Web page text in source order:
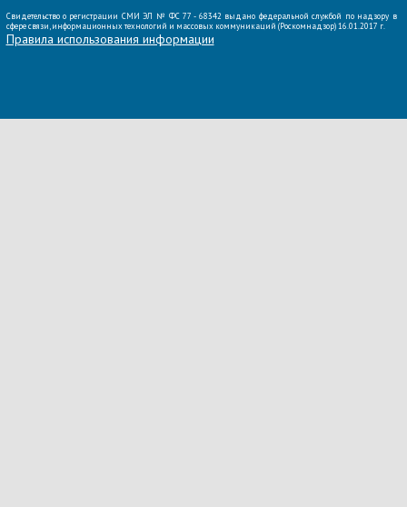
Свидетельство о регистрации СМИ ЭЛ № ФС 77 - 68342 выдано федеральной службой по надзору в
сфере связи, информационных технологий и массовых коммуникаций (Роскомнадзор) 16.01.2017 г.
Правила использования информации